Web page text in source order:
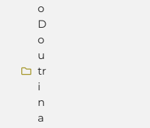
o
D
o
u
tr
i
n
a